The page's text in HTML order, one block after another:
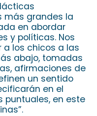
más grandes la
en abordar
y políticas. Nos
a los chicos a las
abajo, tomadas
afirmaciones de
un sentido
en el
en este